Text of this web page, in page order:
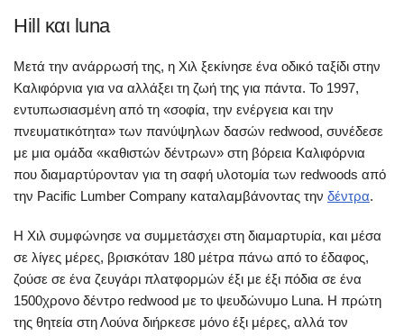
Hill και luna
Μετά την ανάρρωσή της, η Χιλ ξεκίνησε ένα οδικό ταξίδι στην
Καλιφόρνια για να αλλάξει τη ζωή της για πάντα. Το 1997,
εντυπωσιασμένη από τη «σοφία, την ενέργεια και την
πνευματικότητα» των πανύψηλων δασών redwood, συνέδεσε
με μια ομάδα «καθιστών δέντρων» στη βόρεια Καλιφόρνια
που διαμαρτύρονταν για τη σαφή υλοτομία των redwoods από
την Pacific Lumber Company καταλαμβάνοντας την δέντρα.
Η Χιλ συμφώνησε να συμμετάσχει στη διαμαρτυρία, και μέσα
σε λίγες μέρες, βρισκόταν 180 μέτρα πάνω από το έδαφος,
ζούσε σε ένα ζευγάρι πλατφορμών έξι με έξι πόδια σε ένα
1500χρονο δέντρο redwood με το ψευδώνυμο Luna. Η πρώτη
της θητεία στη Λούνα διήρκεσε μόνο έξι μέρες, αλλά τον